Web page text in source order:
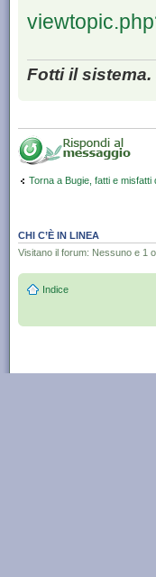
Fotti il sistema.
Torna a Bugie, fatti e
CHI C’È IN LINEA
Visitano il forum: Nessuno e 1
Indice